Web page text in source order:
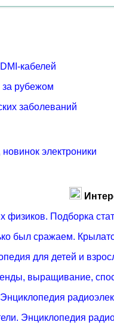
кабелей
за рубежом
заболеваний
электроники
физиков. Подборка
был сражаем.
для детей и
выращивание,
Энциклопедия